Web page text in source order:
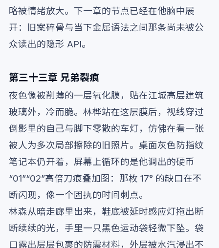
略被情绪放大。下一章的节点已经在他脑中展
开：旧案碎骨与当下金属语法之间那条尚未被公
众读出的隐形 API。
第三十三章 兄弟裂痕
夜色像被削薄的一层氧化膜，贴在江城高层建筑
玻璃外，冷而脆。林桦站在这层膜后，视线穿过
倒影里的自己与脚下零散的车灯，仿佛在看一张
被人为多次局部擦除的旧照片。桌面灰色防指纹
笔记本仍开着，屏幕上循环的是他调出的硬币
“01”“02”高倍刀痕叠加图：那枚 17° 的缺口在不
断闪现，像一个固执的时间刺点。
林森从暗走廊里出来，鞋底被延时感应灯拖出断
断续续的光，手里一只黑色运动袋轻微下坠。袋
口露出层层包裹的防震材料，外层被水汽浸出不